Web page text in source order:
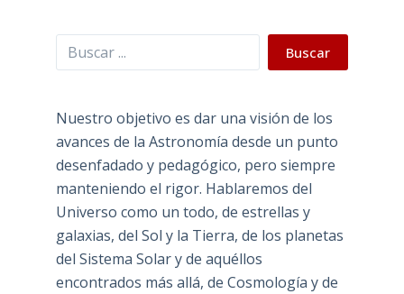
Buscar Buscar
Nuestro objetivo es dar una visión de los
avances de la Astronomía desde un punto
desenfadado y pedagógico, pero siempre
manteniendo el rigor. Hablaremos del
Universo como un todo, de estrellas y
galaxias, del Sol y la Tierra, de los planetas
del Sistema Solar y de aquéllos
encontrados más allá, de Cosmología y de